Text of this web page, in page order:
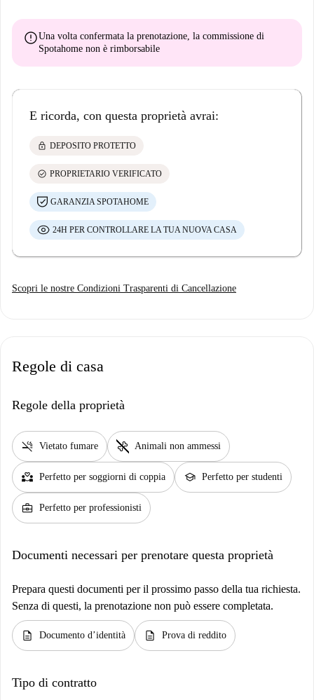
errorUna volta confermata la prenotazione, la commissione di
Spotahome non è rimborsabile
E ricorda, con questa proprietà avrai:
lock DEPOSITO PROTETTO
check_circle PROPRIETARIO VERIFICATO
GARANZIA SPOTAHOME
24H PER CONTROLLARE LA TUA NUOVA CASA
Scopri le nostre Condizioni Trasparenti di Cancellazione
Regole di casa
Regole della proprietà
smoke_free Vietato fumare pet_supplies Animali non ammessi
partner_heart Perfetto per soggiorni di coppia school Perfetto per studenti
business_center Perfetto per professionisti
Documenti necessari per prenotare questa proprietà
Prepara questi documenti per il prossimo passo della tua richiesta.
Senza di questi, la prenotazione non può essere completata.
description Documento d’identità description Prova di reddito
Tipo di contratto